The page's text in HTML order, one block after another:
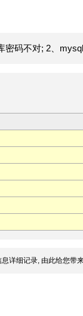
码不对; 2、mysql
详细记录, 由此给您带